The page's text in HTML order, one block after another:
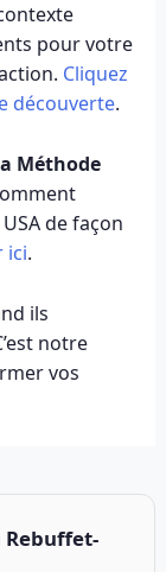
pour votre
Cliquez
découverte.
Méthode
de façon
ici.
ils
notre
vos